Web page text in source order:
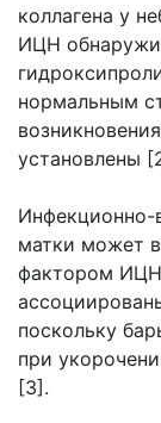
коллагена у
ИЦН
нормальным
установлены
Инфекционно-
матки может
фактором
поскольку
при
[3].